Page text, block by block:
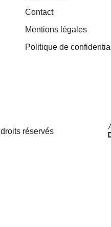
Contact
Mentions légales
Politique de
réservés